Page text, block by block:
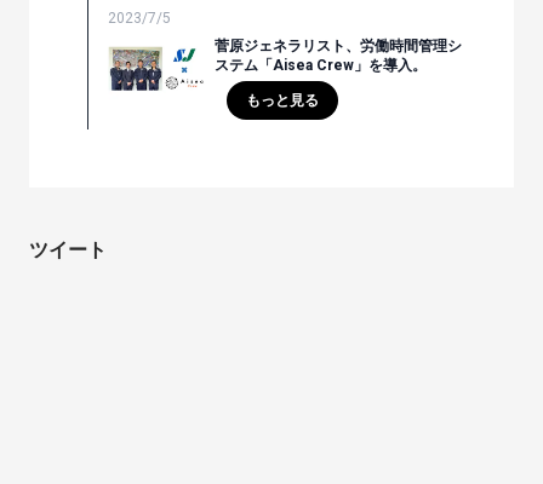
2023/7/5
菅原ジェネラリスト、労働時間管理シ
ステム「Aisea Crew」を導入。
もっと見る
ツイート